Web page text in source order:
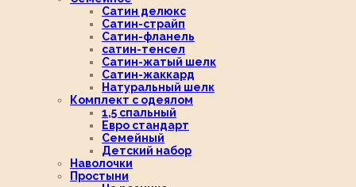
Сатин делюкс
Сатин-страйп
Сатин-фланель
сатин-тенсел
Сатин-жатый шелк
Сатин-жаккард
Натуральный шелк
Комплект с одеялом
1,5 спальный
Евро стандарт
Семейный
Детский набор
Наволочки
Простыни